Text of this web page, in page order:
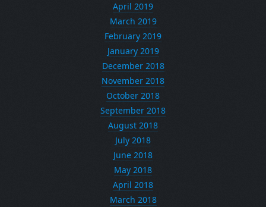
April 2019
March 2019
February 2019
January 2019
December 2018
November 2018
October 2018
September 2018
August 2018
July 2018
June 2018
May 2018
April 2018
March 2018